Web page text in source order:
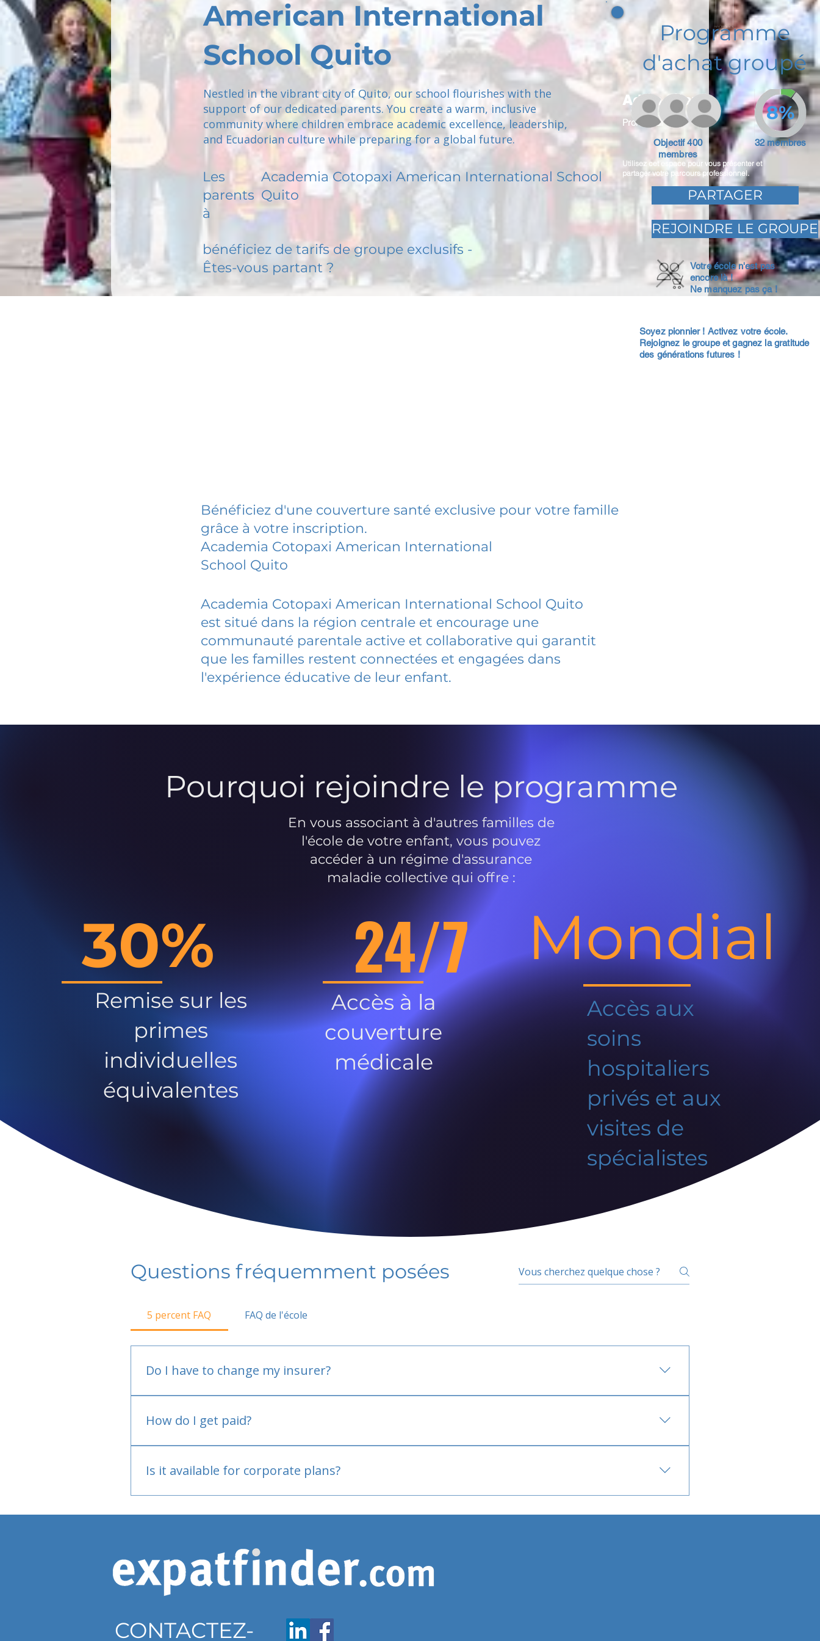
American International
School Quito
Nestled in the vibrant city of Quito, our school flourishes with the
support of our dedicated parents. You create a warm, inclusive
community where children embrace academic excellence, leadership,
and Ecuadorian culture while preparing for a global future.
Les
parents
à
Academia Cotopaxi American International School
Quito
bénéficiez de tarifs de groupe exclusifs -
Êtes-vous partant ?
Adam Caar
Promoteur
Utilisez cet espace pour vous présenter et
partager votre parcours professionnel.
Programme
d'achat groupé
Objectif 400
membres
32 membres
8%
PARTAGER
REJOINDRE LE GROUPE
Votre école n'est pas
encore là !
Ne manquez pas ça !
Soyez pionnier ! Activez votre école.
Rejoignez le groupe et gagnez la gratitude
des générations futures !
Bénéficiez d'une couverture santé exclusive pour votre famille
grâce à votre inscription.
Academia Cotopaxi American International
School Quito
Academia Cotopaxi American International School Quito
est situé dans la région centrale et encourage une
communauté parentale active et collaborative qui garantit
que les familles restent connectées et engagées dans
l'expérience éducative de leur enfant.
Pourquoi rejoindre le programme
En vous associant à d'autres familles de
l'école de votre enfant, vous pouvez
accéder à un régime d'assurance
maladie collective qui offre :
30%
Remise sur les
primes
individuelles
équivalentes
24/7
Accès à la
couverture
médicale
Mondial
Accès aux
soins
hospitaliers
privés et aux
visites de
spécialistes
Questions fréquemment posées
5 percent FAQ FAQ de l'école
Do I have to change my insurer?
How do I get paid?
Is it available for corporate plans?
CONTACTEZ-